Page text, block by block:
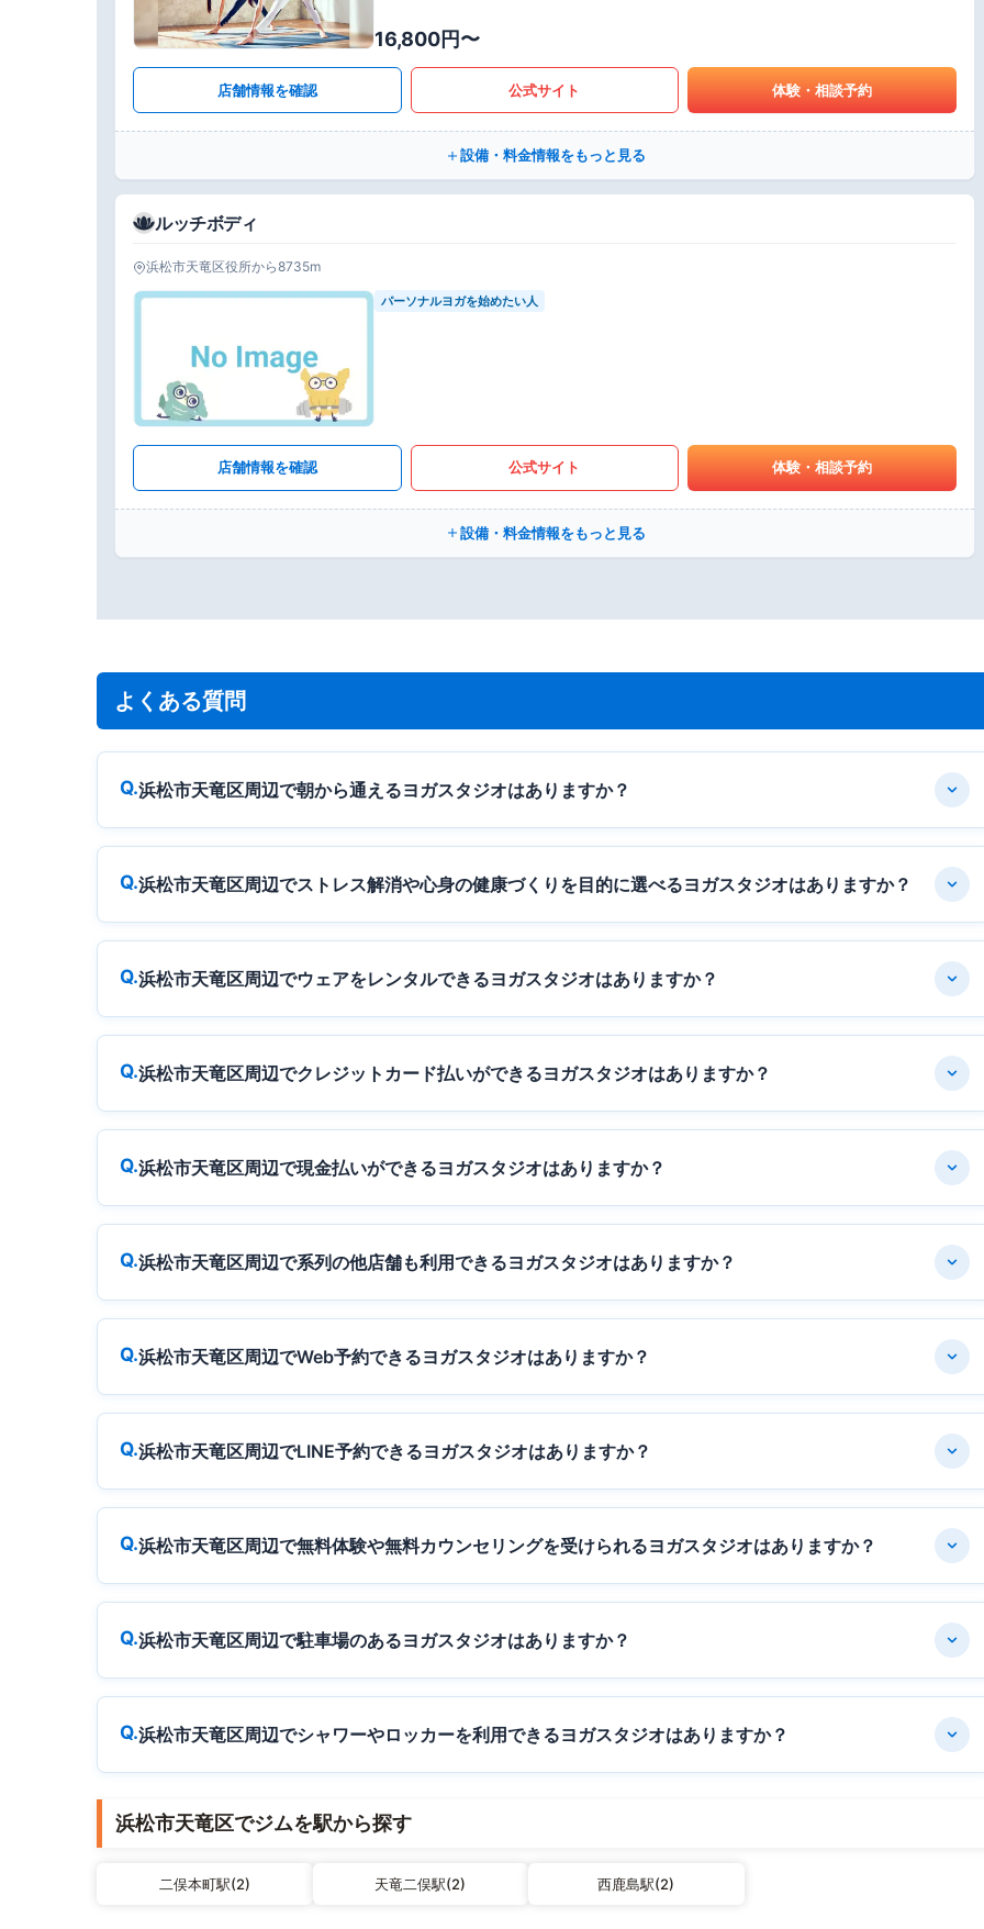
16,800円〜
店舗情報を確認 公式サイト 体験・相談予約
設備・料金情報をもっと見る
ルッチボディ
浜松市天竜区役所から8735m
パーソナルヨガを始めたい人
店舗情報を確認 公式サイト 体験・相談予約
設備・料金情報をもっと見る
よくある質問
浜松市天竜区周辺で朝から通えるヨガスタジオはありますか？
浜松市天竜区周辺でストレス解消や心身の健康づくりを目的に選べるヨガスタジオはありますか？
浜松市天竜区周辺でウェアをレンタルできるヨガスタジオはありますか？
浜松市天竜区周辺でクレジットカード払いができるヨガスタジオはありますか？
浜松市天竜区周辺で現金払いができるヨガスタジオはありますか？
浜松市天竜区周辺で系列の他店舗も利用できるヨガスタジオはありますか？
浜松市天竜区周辺でWeb予約できるヨガスタジオはありますか？
浜松市天竜区周辺でLINE予約できるヨガスタジオはありますか？
浜松市天竜区周辺で無料体験や無料カウンセリングを受けられるヨガスタジオはありますか？
浜松市天竜区周辺で駐車場のあるヨガスタジオはありますか？
浜松市天竜区周辺でシャワーやロッカーを利用できるヨガスタジオはありますか？
浜松市天竜区でジムを駅から探す
二俣本町駅(2) 天竜二俣駅(2) 西鹿島駅(2)